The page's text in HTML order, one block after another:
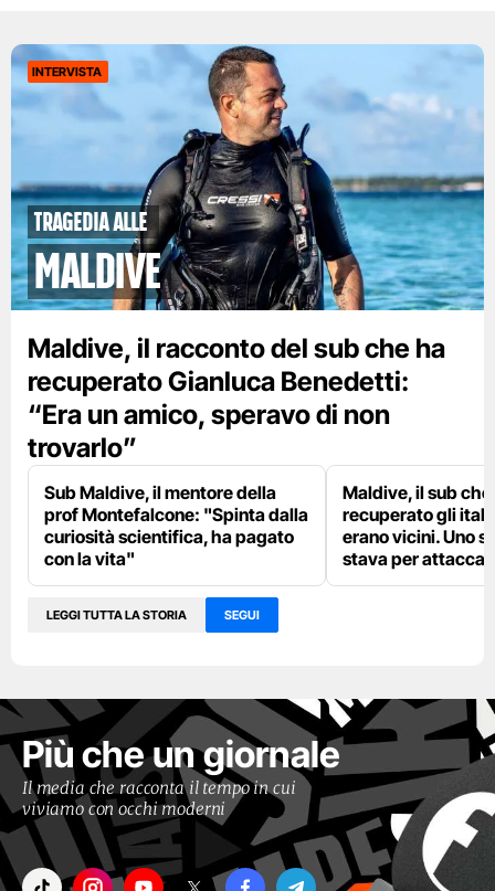
INTERVISTA
tragedia alle
Maldive
Maldive, il racconto del sub che ha
recuperato Gianluca Benedetti:
“Era un amico, speravo di non
trovarlo”
Sub Maldive, il mentore della
prof Montefalcone: "Spinta dalla
curiosità scientifica, ha pagato
con la vita"
Maldive, il sub che
recuperato gli
erano vicini. Uno
stava per
LEGGI TUTTA LA STORIA SEGUI
Più che un giornale
Il media che racconta il tempo in cui
viviamo con occhi moderni